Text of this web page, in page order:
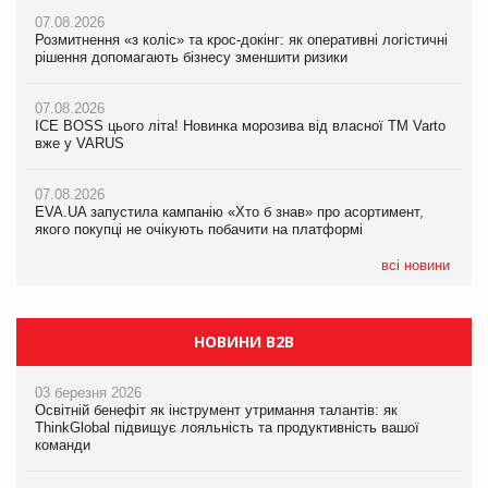
07.08.2026
Розмитнення «з коліс» та крос-докінг: як оперативні логістичні
рішення допомагають бізнесу зменшити ризики
07.08.2026
ICE BOSS цього літа! Новинка морозива від власної ТМ Varto
вже у VARUS
07.08.2026
EVA.UA запустила кампанію «Хто б знав» про асортимент,
якого покупці не очікують побачити на платформі
всі новини
07.08.2026
EVA.UA запустила кампанію «Хто б знав» про асортимент,
06.08.2026
Смачна новинка для хвостатих: у VARUS з’явилися паучі
05.08.2026
Мережа супермаркетів VARUS купує мережу магазинів
07.08.2026
Kraft Heinz скоротила збиток у першому півріччі
Продажі Hugo Boss впали на 9%
НОВИНИ B2B
03 березня 2026
Освітній бенефіт як інструмент утримання талантів: як
ThinkGlobal підвищує лояльність та продуктивність вашої
команди